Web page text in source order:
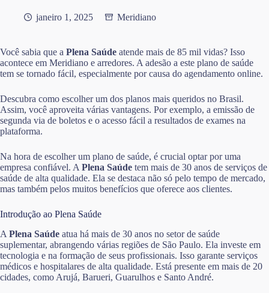
janeiro 1, 2025 Meridiano
Você sabia que a Plena Saúde atende mais de 85 mil vidas? Isso
acontece em Meridiano e arredores. A adesão a este plano de saúde
tem se tornado fácil, especialmente por causa do agendamento online.
Descubra como escolher um dos planos mais queridos no Brasil.
Assim, você aproveita várias vantagens. Por exemplo, a emissão de
segunda via de boletos e o acesso fácil a resultados de exames na
plataforma.
Na hora de escolher um plano de saúde, é crucial optar por uma
empresa confiável. A Plena Saúde tem mais de 30 anos de serviços de
saúde de alta qualidade. Ela se destaca não só pelo tempo de mercado,
mas também pelos muitos benefícios que oferece aos clientes.
Introdução ao Plena Saúde
A Plena Saúde atua há mais de 30 anos no setor de saúde
suplementar, abrangendo várias regiões de São Paulo. Ela investe em
tecnologia e na formação de seus profissionais. Isso garante serviços
médicos e hospitalares de alta qualidade. Está presente em mais de 20
cidades, como Arujá, Barueri, Guarulhos e Santo André.